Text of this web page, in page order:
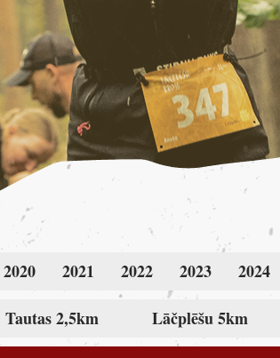
2020 2021 2022 2023 2024
Tautas 2,5km Lāčplēšu 5km